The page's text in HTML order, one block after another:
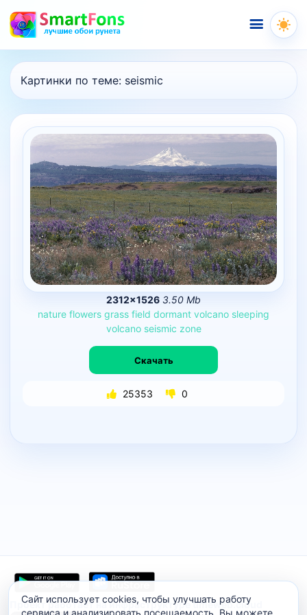
Меню
Картинки по теме: seismic
2312×1526 3.50 Mb
nature flowers grass field dormant volcano sleeping
volcano seismic zone
Скачать
25353 0
Проект работает на инфраструктуре timeweb.cloud
Сайт использует cookies, чтобы улучшать работу
сервиса и анализировать посещаемость. Вы можете